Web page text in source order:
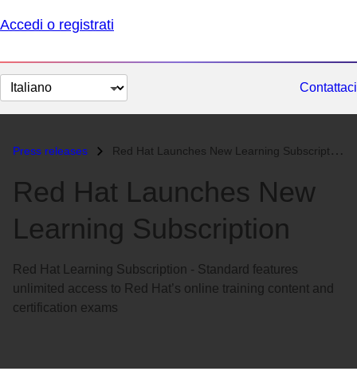
Accedi o registrati
Cambia
lingua
Contattaci
Press releases Red Hat Launches New Learning Subscription...
Red Hat Launches New
Learning Subscription
Red Hat Learning Subscription - Standard features
unlimited access to Red Hat’s online training content and
certification exams